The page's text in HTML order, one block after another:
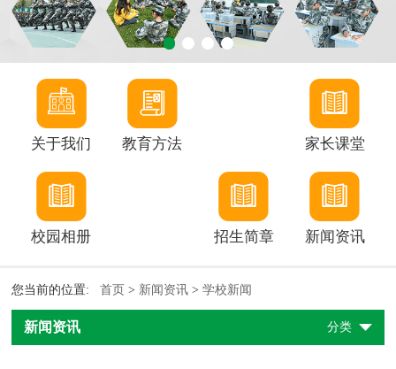
关于我们 教育方法 家长课堂
校园相册 招生简章 新闻资讯
您当前的位置:首页 > 新闻资讯 >学校新闻
新闻资讯 分类